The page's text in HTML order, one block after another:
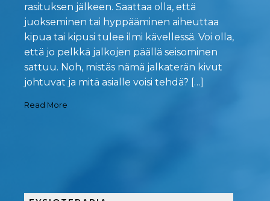
rasituksen jälkeen. Saattaa olla, että
juokseminen tai hyppääminen aiheuttaa
kipua tai kipusi tulee ilmi kävellessä. Voi olla,
että jo pelkkä jalkojen päällä seisominen
sattuu. Noh, mistäs nämä jalkaterän kivut
johtuvat ja mitä asialle voisi tehdä? […]
Read More